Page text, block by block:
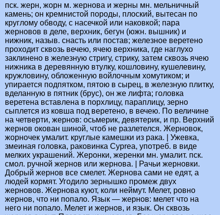
пск. жерн, жорн м. жернова и жерны мн. мельничный
камень; он кремнистой породы, плоский, вытесан по
круглому обводу, с насечкой или наковкой; пара
жерновов в деле, верхник, бегун (южн. вышник) и
нижник, назыв. снасть или постав; железное веретено
проходит сквозь вечею, ячею верхника, где наглухо
заклинено в железную стригу, стрику, затем сквозь ячею
нижника в деревянную втулку, кошловину, кушелевину,
кружловину, обложенную войлочным хомутиком; и
упирается подпятком, пятою в сырец, в железную плитку,
вделанную в пятник (брус), он же лифта; головка
веретена вставлена в порхлицу, параплицу, зерно
сыплется из ковша под веретено, в вечею. По величине
на четверти, жернов: осьмерик, девятерик, и пр. Верхний
жернов окован шиной, чтоб не разлетелся. Жерновок,
жорночек умалит. круглые камешки из рака. | Ужевка,
змеиная головка, раковинка Cyprea, употреб. в виде
мелких украшений. Жеронки, жеренки мн. умалит. пск.
смол. ручной жернов или жернова. | Рачьи жерновки.
Добрый жернов все смелет. Жернова сами не едят, а
людей кормят. Угодило зернышко промеж двух
жерновов. Жернова куют, коли неймут. Мелет, ровно
жернов, что ни попало. Язык — жернов: мелет что на
него ни попало. Мелет и жернов, и язык. Он сквозь